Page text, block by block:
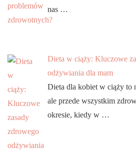
nas …
Dieta w ciąży: Kluczowe
odżywiania dla mam
Dieta dla kobiet w ciąży to
ale przede wszystkim
okresie, kiedy w …